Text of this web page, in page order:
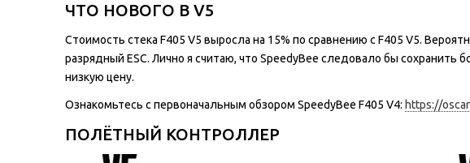
ЧТО НОВОГО В V5
Стоимость стека F405 V5 выросла на 15% по сравнению с F405 V5.
разрядный ESC. Лично я считаю, что SpeedyBee следовало бы сохранить
низкую цену.
Ознакомьтесь с первоначальным обзором SpeedyBee F405 V4: https://
ПОЛЁТНЫЙ КОНТРОЛЛЕР